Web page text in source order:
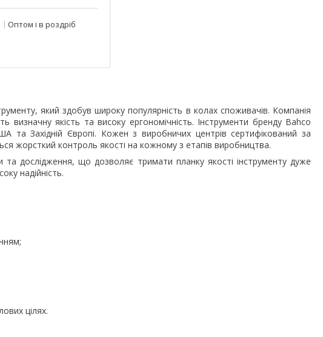
Оптом і в роздріб
який здобув широку популярність в колах споживачів. Компанія
визначну якість та високу ергономічність. Інструменти бренду Bahco
та Західній Європі. Кожен з виробничих центрів сертифікований за
жорсткий контроль якості на кожному з етапів виробництва.
дослідження, що дозволяє тримати планку якості інструменту дуже
надійність.
цілях.